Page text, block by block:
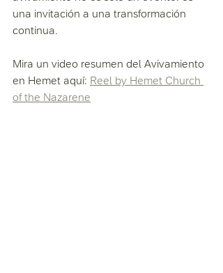
una invitación a una transformación
continua.
Mira un video resumen del Avivamiento
en Hemet aquí: Reel by Hemet Church
of the Nazarene